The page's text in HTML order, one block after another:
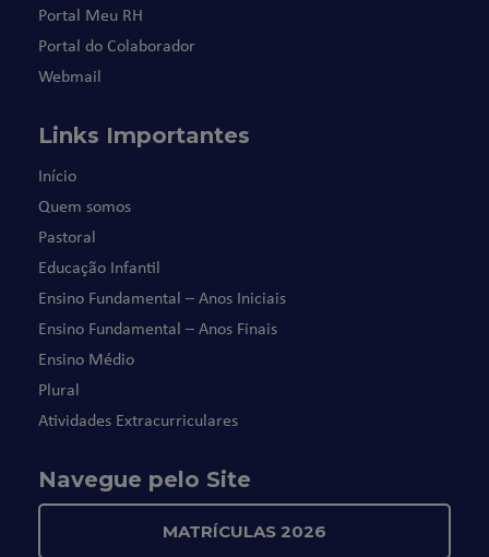
Portal Meu RH
Portal do Colaborador
Webmail
Links Importantes
Início
Quem somos
Pastoral
Educação Infantil
Ensino Fundamental – Anos Iniciais
Ensino Fundamental – Anos Finais
Ensino Médio
Plural
Atividades Extracurriculares
Navegue pelo Site
MATRÍCULAS 2026